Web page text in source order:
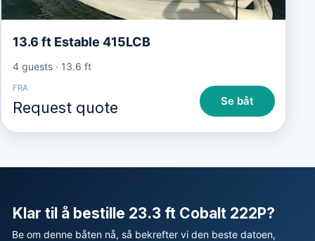
13.6 ft Estable 415LCB
4 guests· 13.6 ft
FRA
Request quote Se båt
Klar til å bestille 23.3 ft Cobalt 222P?
Be om denne båten nå, så bekrefter vi den beste datoen,